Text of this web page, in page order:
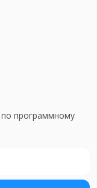
программному